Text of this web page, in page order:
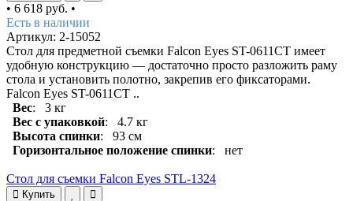
• 6 618 руб. •
Есть в наличии
Артикул: 2-15052
Стол для предметной съемки Falcon Eyes ST-0611CT имеет
удобную конструкцию — достаточно просто разложить раму
стола и установить полотно, закрепив его фиксаторами.
Falcon Eyes ST-0611CT ..
Вес: 3 кг
Вес с упаковкой: 4.7 кг
Высота спинки: 93 см
Горизонтальное положение спинки: нет
Стол для съемки Falcon Eyes STL-1324
Купить